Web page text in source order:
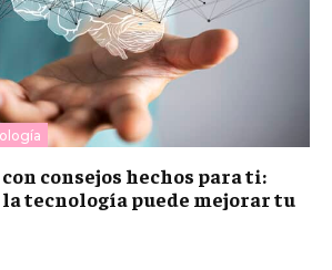
consejos hechos para ti:
la tecnología puede mejorar tu